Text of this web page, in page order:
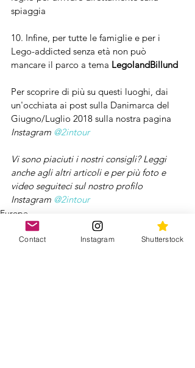
spiaggia
10. Infine, per tutte le famiglie e per i
Lego-addicted senza età non può
mancare il parco a tema LegolandBillund
Per scoprire di più su questi luoghi, dai
un'occhiata ai post sulla Danimarca del
Giugno/Luglio 2018 sulla nostra pagina
Instagram @2intour
Vi sono piaciuti i nostri consigli? Leggi
anche agli altri articoli e per più foto e
video seguiteci sul nostro profilo
Instagram @2intour
Europe
Denmark
Contact Instagram Shutterstock